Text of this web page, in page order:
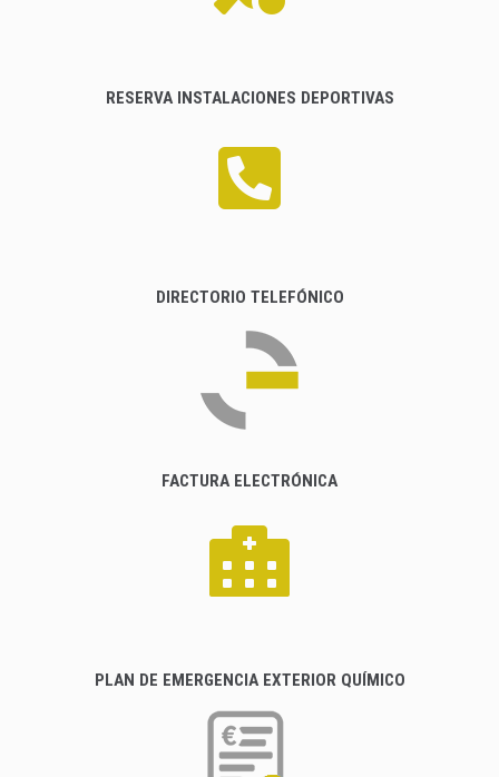
RESERVA INSTALACIONES DEPORTIVAS
DIRECTORIO TELEFÓNICO
FACTURA ELECTRÓNICA
PLAN DE EMERGENCIA EXTERIOR QUÍMICO